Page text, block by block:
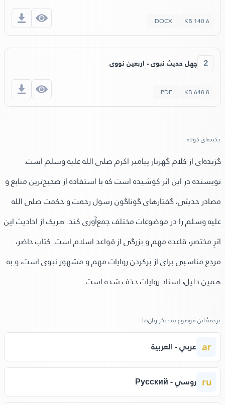
140.6 KB
DOCX
2 چهل حدیث نبوی - اربعین نووی
648.8 KB
PDF
چكيده‌اى كوتاه
گزیده‌ای از کلام گهربار پیامبر اکرم صلی الله علیه وسلم است.
نویسنده در این اثر کوشیده است که با استفاده از صحیح‌ترین منابع و
مصادر حدیثی، گفتارهای گوناگون رسول رحمت و حکمت صلی الله
علیه وسلم را در موضوعات مختلف جمع‌آوری کند. هریک از احادیث این
اثرِ مختصر، قاعده مهم و بزرگی از قواعد اسلام است. کتاب حاضر،
مرجع مناسبی برای از بَرکردن روایات مهم و مشهور نبوی است، و به
همین دلیل، اسناد روایات حذف شده است.
ترجمهٔ این موضوع به دیگر زبان‌ها
ar عربي - العربية
ru روسي - Русский